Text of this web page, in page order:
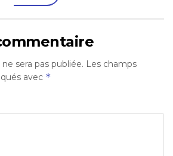
sera pas publiée. Les champs
avec *